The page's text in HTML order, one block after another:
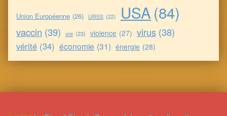
Union Européenne (26) URSS (22) USA(84)
vaccin (39) vie (23) violence (27) virus (38)
vérité (34) économie (31) énergie (28)